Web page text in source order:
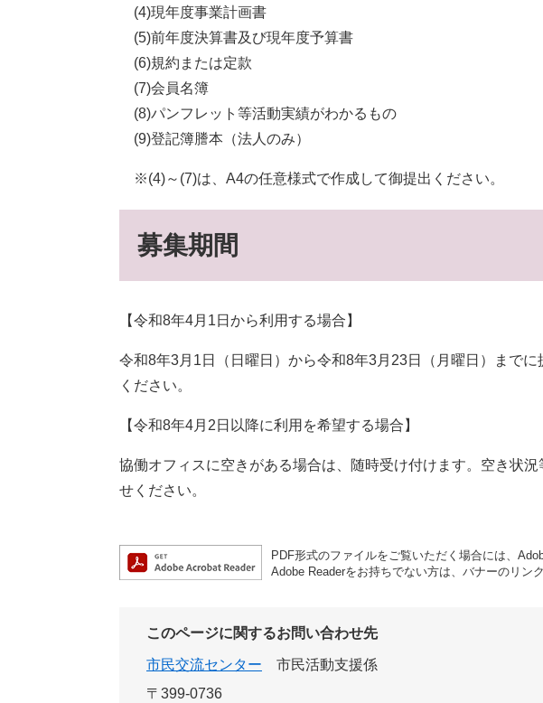
(4)現年度事業計画書
(5)前年度決算書及び現年度予算書
(6)規約または定款
(7)会員名簿
(8)パンフレット等活動実績がわかるもの
(9)登記簿謄本（法人のみ）
※(4)～(7)は、A4の任意様式で作成して御提出ください。
募集期間
【令和8年4月1日から利用する場合】
令和8年3月1日（日曜日）から令和8年3月23日（月曜日）まで
ください。
【令和8年4月2日以降に利用を希望する場合】
協働オフィスに空きがある場合は、随時受け付けます。空き状
せください。
PDF形式のファイルをご覧いただく場合には、
Adobe Readerをお持ちでない方は、バナーのリン
このページに関するお問い合わせ先
市民交流センター
市民活動支援係
〒399-0736